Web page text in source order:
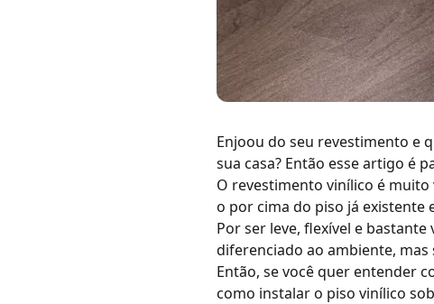
Enjoou do seu revestimento e
sua casa? Então esse artigo é
O revestimento vinílico é
o por cima do piso já existente
Por ser leve, flexível e bastante
diferenciado ao ambiente,
Então, se você quer entender
como instalar o piso vinílico